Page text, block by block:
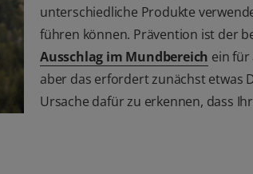
unterschiedliche Produkte
führen können. Prävention ist der
Ausschlag im Mundbereich ein für
aber das erfordert zunächst etwas
Ursache dafür zu erkennen, dass